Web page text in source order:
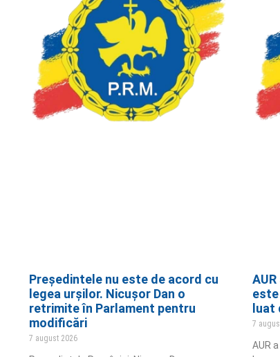
Președintele nu este de acord cu
legea urșilor. Nicușor Dan o
retrimite în Parlament pentru
modificări
7 august 2026
luat
7
AUR